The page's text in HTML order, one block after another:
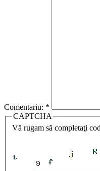
Comentariu: *
CAPTCHA
Vă rugam să completaţi